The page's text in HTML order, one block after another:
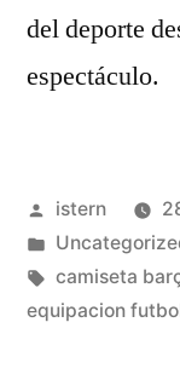
del deporte
espectáculo.
Publicado
por
istern
Publicado
en
Etiquetas:
camiseta
equipacion